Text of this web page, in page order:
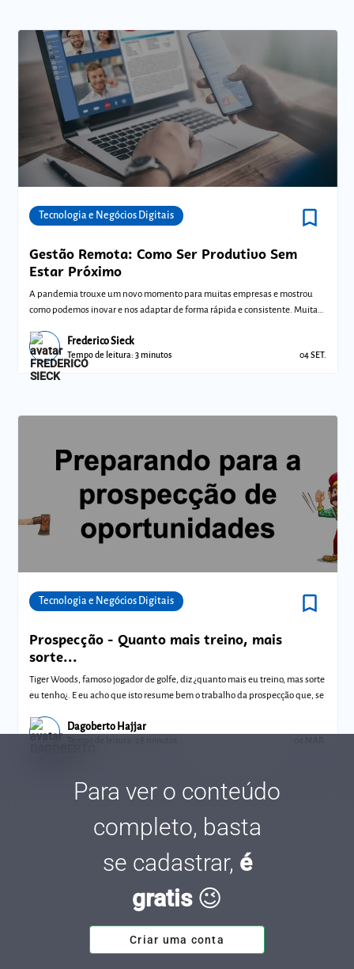
Tecnologia e Negócios Digitais bookmark_border
Gestão Remota: Como Ser Produtivo Sem
Estar Próximo
A pandemia trouxe um novo momento para muitas empresas e mostrou
como podemos inovar e nos adaptar de forma rápida e consistente. Muitas
Frederico Sieck
Tempo de leitura: 3 minutos 04 SET.
Tecnologia e Negócios Digitais bookmark_border
Prospecção - Quanto mais treino, mais
sorte...
Tiger Woods, famoso jogador de golfe, diz ¿quanto mais eu treino, mas sorte
eu tenho¿. E eu acho que isto resume bem o trabalho da prospecção que, se
Dagoberto Hajjar
Para ver o conteúdo
completo, basta
se cadastrar, é
gratis😉
Criar uma conta